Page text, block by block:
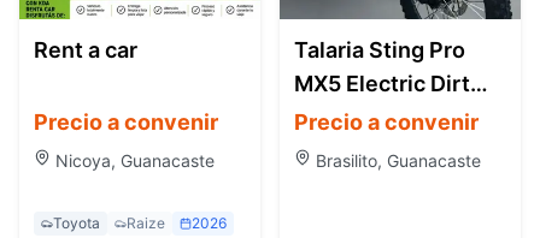
Rent a car
Precio a convenir
Nicoya, Guanacaste
Toyota Raize
2026
Talaria Sting Pro
MX5 Electric Dirt
Bike (Off-Road)
Precio a convenir
Brasilito, Guanacaste